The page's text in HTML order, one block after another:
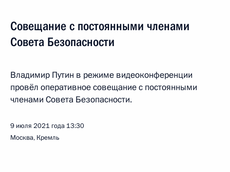
Совещание с постоянными членами
Совета Безопасности
Владимир Путин в режиме видеоконференции
провёл оперативное совещание с постоянными
членами Совета Безопасности.
9 июля 2021 года 13:30
Москва, Кремль